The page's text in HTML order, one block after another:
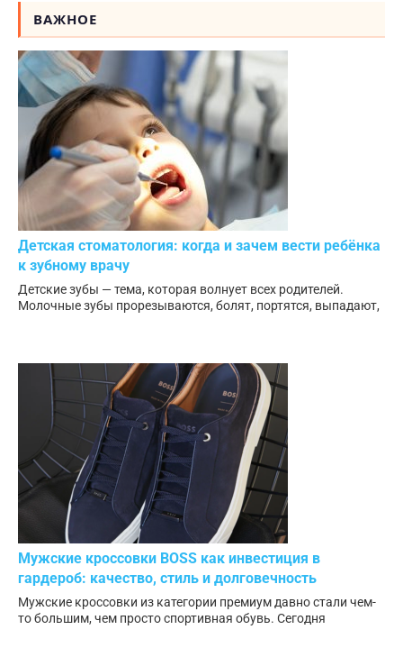
ВАЖНОЕ
Детская стоматология: когда и зачем вести ребёнка
к зубному врачу
Детские зубы — тема, которая волнует всех родителей.
Молочные зубы прорезываются, болят, портятся, выпадают,
Мужские кроссовки BOSS как инвестиция в
гардероб: качество, стиль и долговечность
Мужские кроссовки из категории премиум давно стали чем-
то большим, чем просто спортивная обувь. Сегодня